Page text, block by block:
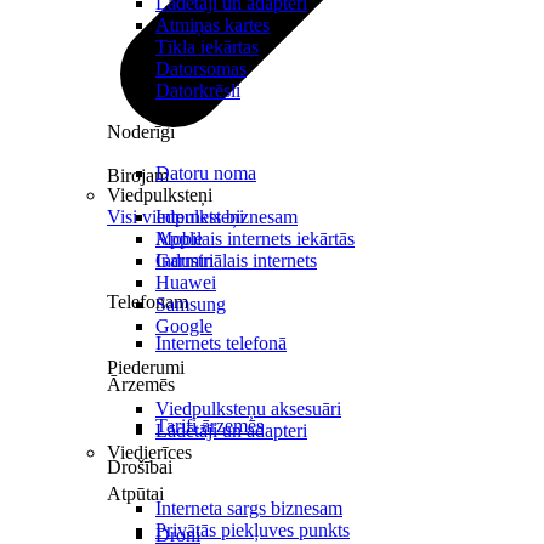
Birojam
Internets biznesam
Mobilais internets iekārtās
Industriālais internets
Telefonam
Internets telefonā
Ārzemēs
Tarifi ārzemēs
Drošībai
Interneta sargs biznesam
Privātās piekļuves punkts
Atmiņas kartes
Tīkla iekārtas
Datorsomas
Datorkrēsli
Noderīgi
Datoru noma
Viedpulksteņi
Visi viedpulksteņi
Apple
Garmin
Huawei
Samsung
Google
Piederumi
Viedpulksteņu aksesuāri
Lādētāji un adapteri
Viedierīces
Atpūtai
Droni